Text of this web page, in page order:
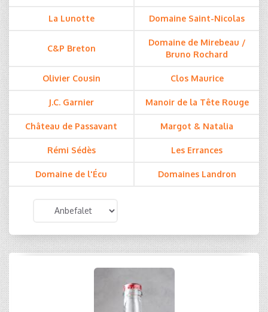
La Lunotte Domaine Saint-Nicolas
C&P Breton
Domaine de Mirebeau /
Bruno Rochard
Olivier Cousin Clos Maurice
J.C. Garnier Manoir de la Tête Rouge
Château de Passavant Margot & Natalia
Rémi Sédès Les Errances
Domaine de l'Écu Domaines Landron